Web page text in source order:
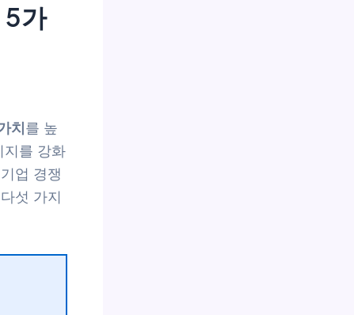
5가
치 를 높
지를 강화
업 경쟁
섯 가지